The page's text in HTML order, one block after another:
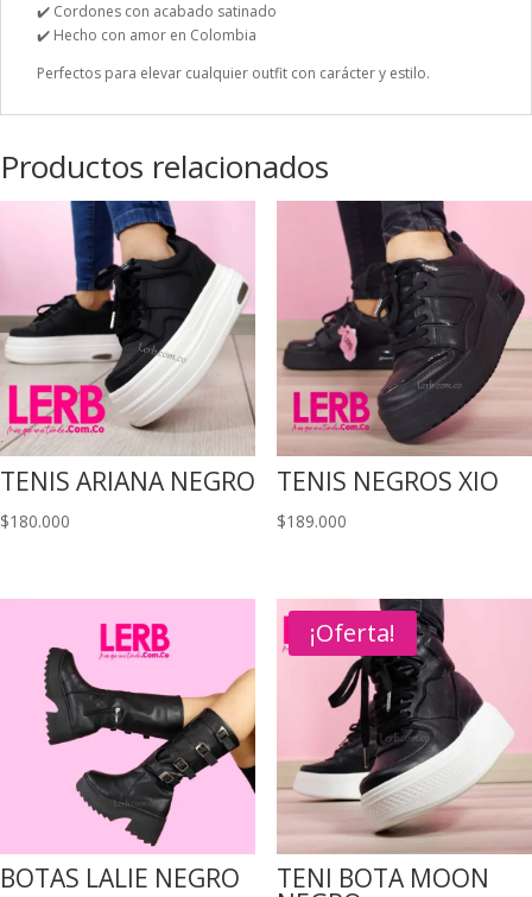
✔️ Cordones con acabado satinado
✔️ Hecho con amor en Colombia
Perfectos para elevar cualquier outfit con carácter y estilo.
Productos relacionados
TENIS ARIANA NEGRO
$180.000
TENIS NEGROS XIO
$189.000
BOTAS LALIE NEGRO
¡Oferta!
TENI BOTA MOON